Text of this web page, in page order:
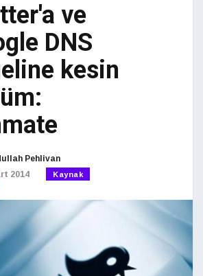
ve
DNS
kesin
Pehlivan
2014
Kaynak